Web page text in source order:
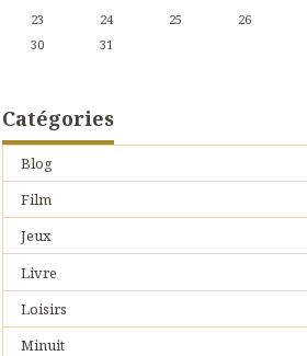
23
24 25 26
30
31
Catégories
Blog
Film
Jeux
Livre
Loisirs
Minuit